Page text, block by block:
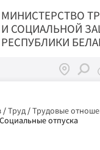
МИНИСТЕРСТВО
И СОЦИАЛЬНОЙ
РЕСПУБЛИКИ
/Труд/Трудовые
Социальные отпуска